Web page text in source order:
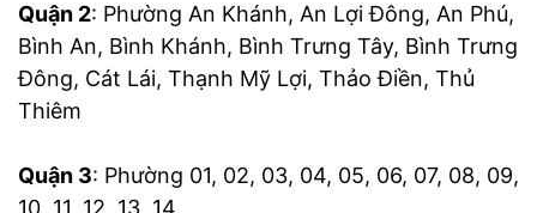
Quận 2: Phường An Khánh, An Lợi Đông, An Phú,
Bình An, Bình Khánh, Bình Trưng Tây, Bình Trưng
Đông, Cát Lái, Thạnh Mỹ Lợi, Thảo Điền, Thủ
Thiêm
Quận 3: Phường 01, 02, 03, 04, 05, 06, 07, 08, 09,
10, 11, 12, 13, 14